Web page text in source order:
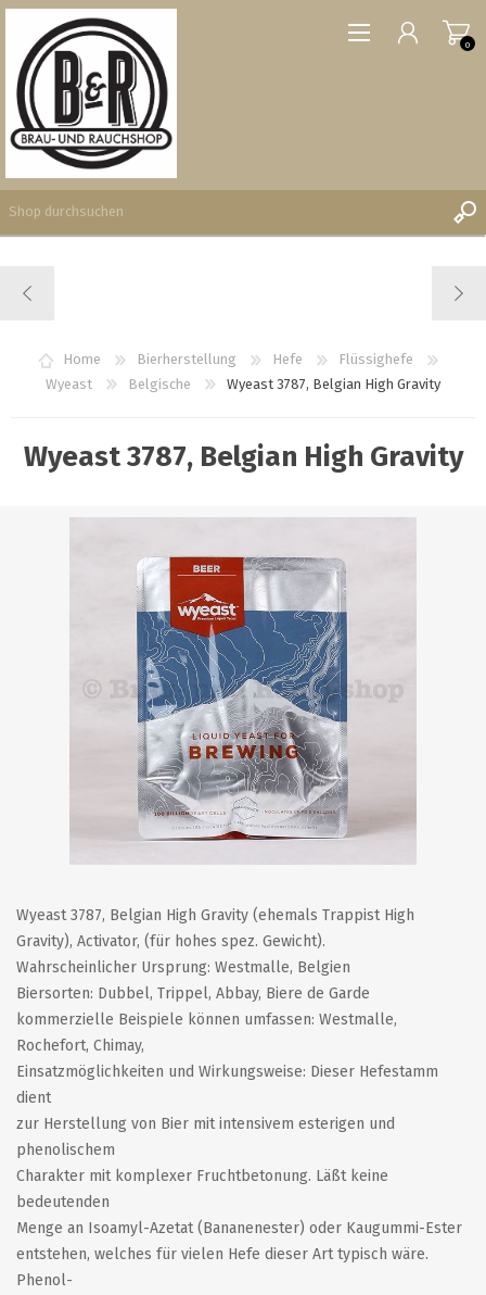
WUNSCHLISTE
0
0
Home Bierherstellung Hefe
Flüssighefe
Wyeast
Belgische Wyeast 3787, Belgian High Gravity
Wyeast 3787, Belgian High Gravity
Wyeast 3787, Belgian High Gravity (ehemals Trappist High
Gravity), Activator, (für hohes spez. Gewicht).
Wahrscheinlicher Ursprung: Westmalle, Belgien
Biersorten: Dubbel, Trippel, Abbay, Biere de Garde
kommerzielle Beispiele können umfassen: Westmalle,
Rochefort, Chimay,
Einsatzmöglichkeiten und Wirkungsweise: Dieser Hefestamm
dient
zur Herstellung von Bier mit intensivem esterigen und
phenolischem
Charakter mit komplexer Fruchtbetonung. Läßt keine
bedeutenden
Menge an Isoamyl-Azetat (Bananenester) oder Kaugummi-Ester
entstehen, welches für vielen Hefe dieser Art typisch wäre.
Phenol-